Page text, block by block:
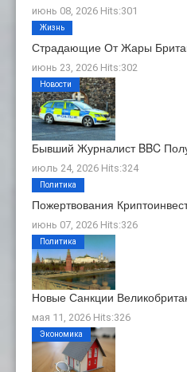
июнь 08, 2026 Hits:301
Страдающие От Жары
июнь 23, 2026 Hits:302
Жизнь
Бывший Журналист BBC
июль 24, 2026 Hits:324
Новости
Пожертвования
июнь 07, 2026 Hits:326
Политика
Новые Санкции
мая 11, 2026 Hits:326
Политика
Экономика